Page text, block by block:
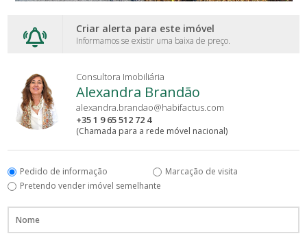
Criar alerta para este imóvel
Informamos se existir uma baixa de preço.
Consultora Imobiliária
Alexandra Brandão
alexandra.brandao@habifactus.com
+35 1 9 65 512 72 4
(Chamada para a rede móvel nacional)
Pedido de informação
Marcação de visita
Pretendo vender imóvel semelhante